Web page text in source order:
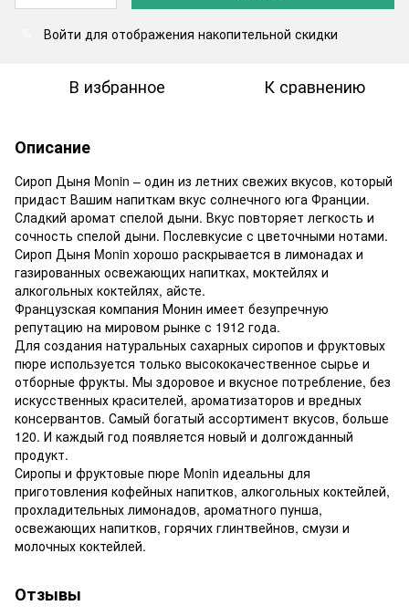
Войти для отображения накопительной скидки
В избранное К сравнению
Описание
Сироп Дыня Monin – один из летних свежих вкусов, который
придаст Вашим напиткам вкус солнечного юга Франции.
Сладкий аромат спелой дыни. Вкус повторяет легкость и
сочность спелой дыни. Послевкусие с цветочными нотами.
Сироп Дыня Monin хорошо раскрывается в лимонадах и
газированных освежающих напитках, моктейлях и
алкогольных коктейлях, айсте.
Французская компания Монин имеет безупречную
репутацию на мировом рынке с 1912 года.
Для создания натуральных сахарных сиропов и фруктовых
пюре используется только высококачественное сырье и
отборные фрукты. Мы здоровое и вкусное потребление, без
искусственных красителей, ароматизаторов и вредных
консервантов. Самый богатый ассортимент вкусов, больше
120. И каждый год появляется новый и долгожданный
продукт.
Сиропы и фруктовые пюре Monin идеальны для
приготовления кофейных напитков, алкогольных коктейлей,
прохладительных лимонадов, ароматного пунша,
освежающих напитков, горячих глинтвейнов, смузи и
молочных коктейлей.
Отзывы